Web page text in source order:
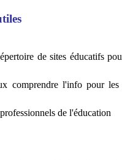
de sites éducatifs
comprendre l'info pour
de l'éducation